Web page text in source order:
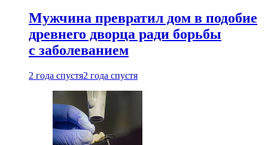
Мужчина превратил дом в подобие
древнего дворца ради борьбы
с заболеванием
2 года спустя2 года спустя